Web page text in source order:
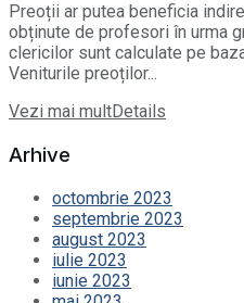
Preoții ar putea beneficia
obținute de profesori în urma
clericilor sunt calculate pe
Veniturile preoților...
Vezi mai multDetails
Arhive
octombrie 2023
septembrie 2023
august 2023
iulie 2023
iunie 2023